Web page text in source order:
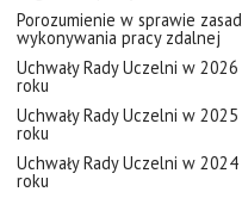
Porozumienie w sprawie zasad
wykonywania pracy zdalnej
Uchwały Rady Uczelni w 2026
roku
Uchwały Rady Uczelni w 2025
roku
Uchwały Rady Uczelni w 2024
roku